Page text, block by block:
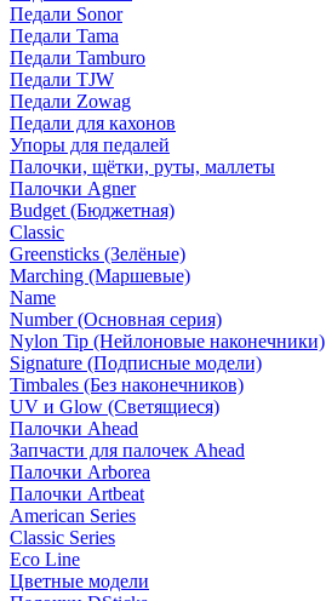
Педали Sonor
Педали Tama
Педали Tamburo
Педали TJW
Педали Zowag
Педали для кахонов
Упоры для педалей
Палочки, щётки, руты, маллеты
Палочки Agner
Budget (Бюджетная)
Classic
Greensticks (Зелёные)
Marching (Маршевые)
Name
Number (Основная серия)
Nylon Tip (Нейлоновые наконечники)
Signature (Подписные модели)
Timbales (Без наконечников)
UV и Glow (Светящиеся)
Палочки Ahead
Запчасти для палочек Ahead
Палочки Arborea
Палочки Artbeat
American Series
Classic Series
Eco Line
Цветные модели